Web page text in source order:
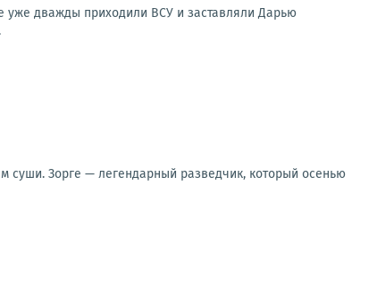
уже дважды приходили ВСУ и заставляли Дарью
суши. Зорге — легендарный разведчик, который осенью